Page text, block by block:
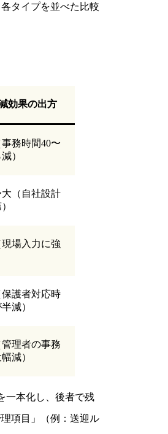
タイプを並べた比較
効果の出方
務時間40〜
）
（自社設計
場入力に強
護者対応時
減）
理者の事務
減）
一本化し、後者で残
項目」（例：送迎ル